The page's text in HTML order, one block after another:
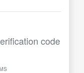
code